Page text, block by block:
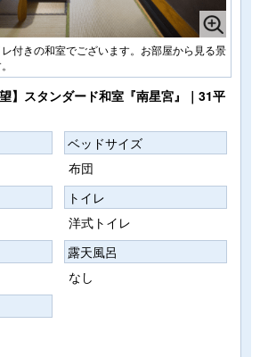
付きの和室でございます。お部屋から見る景
】スタンダード和室『南星宮』｜31平
ベッドサイズ
布団
トイレ
洋式トイレ
露天風呂
なし